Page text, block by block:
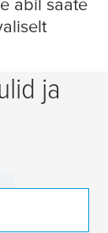
abil saate
ja